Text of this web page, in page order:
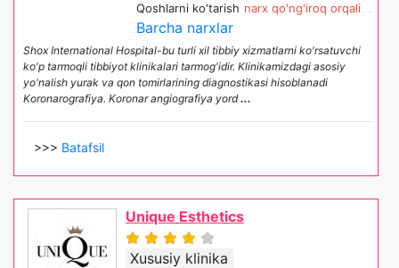
Qoshlarni ko'tarish narx qo'ng'iroq orqali
Barcha narxlar
Shox International Hospital-bu turli xil tibbiy xizmatlarni ko'rsatuvchi
ko'p tarmoqli tibbiyot klinikalari tarmog'idir. Klinikamizdagi asosiy
yo'nalish yurak va qon tomirlarining diagnostikasi hisoblanadi
Koronarografiya. Koronar angiografiya yord...
>>> Batafsil
Unique Esthetics
Xususiy klinika